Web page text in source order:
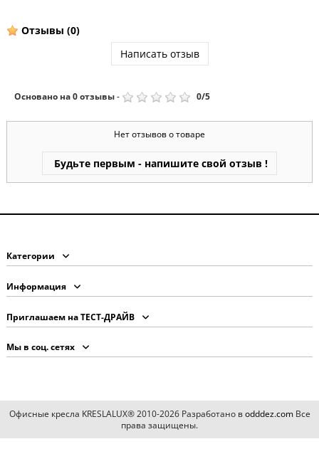
Отзывы (0)
Написать отзыв
Основано на0отзывы- 0/5
Нет отзывов о товаре
Будьте первым - напишите свой отзыв !
Категории
Информация
Приглашаем на ТЕСТ-ДРАЙВ
Мы в соц. сетях
Офисные кресла KRESLALUX® 2010-2026 Разработано вodddez.comВсе
права защищены.